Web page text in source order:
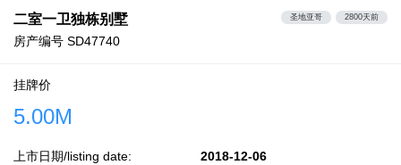
二室一卫独栋别墅
房产编号 SD47740
圣地亚哥 2800天前
挂牌价
5.00M
上市日期/listing date: 2018-12-06